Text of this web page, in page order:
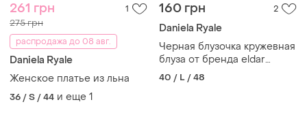
261 грн 1
275 грн
распродажа до 08 авг.
Daniela Ryale
Женское платье из льна
36 / S / 44 и еще 1
160 грн 2
Daniela Ryale
Черная блузочка кружевная
блуза от бренда eldar
daniela
40 / L / 48